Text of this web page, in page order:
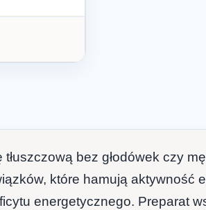
bez głodówek czy
które hamują aktywność
energetycznego. Preparat